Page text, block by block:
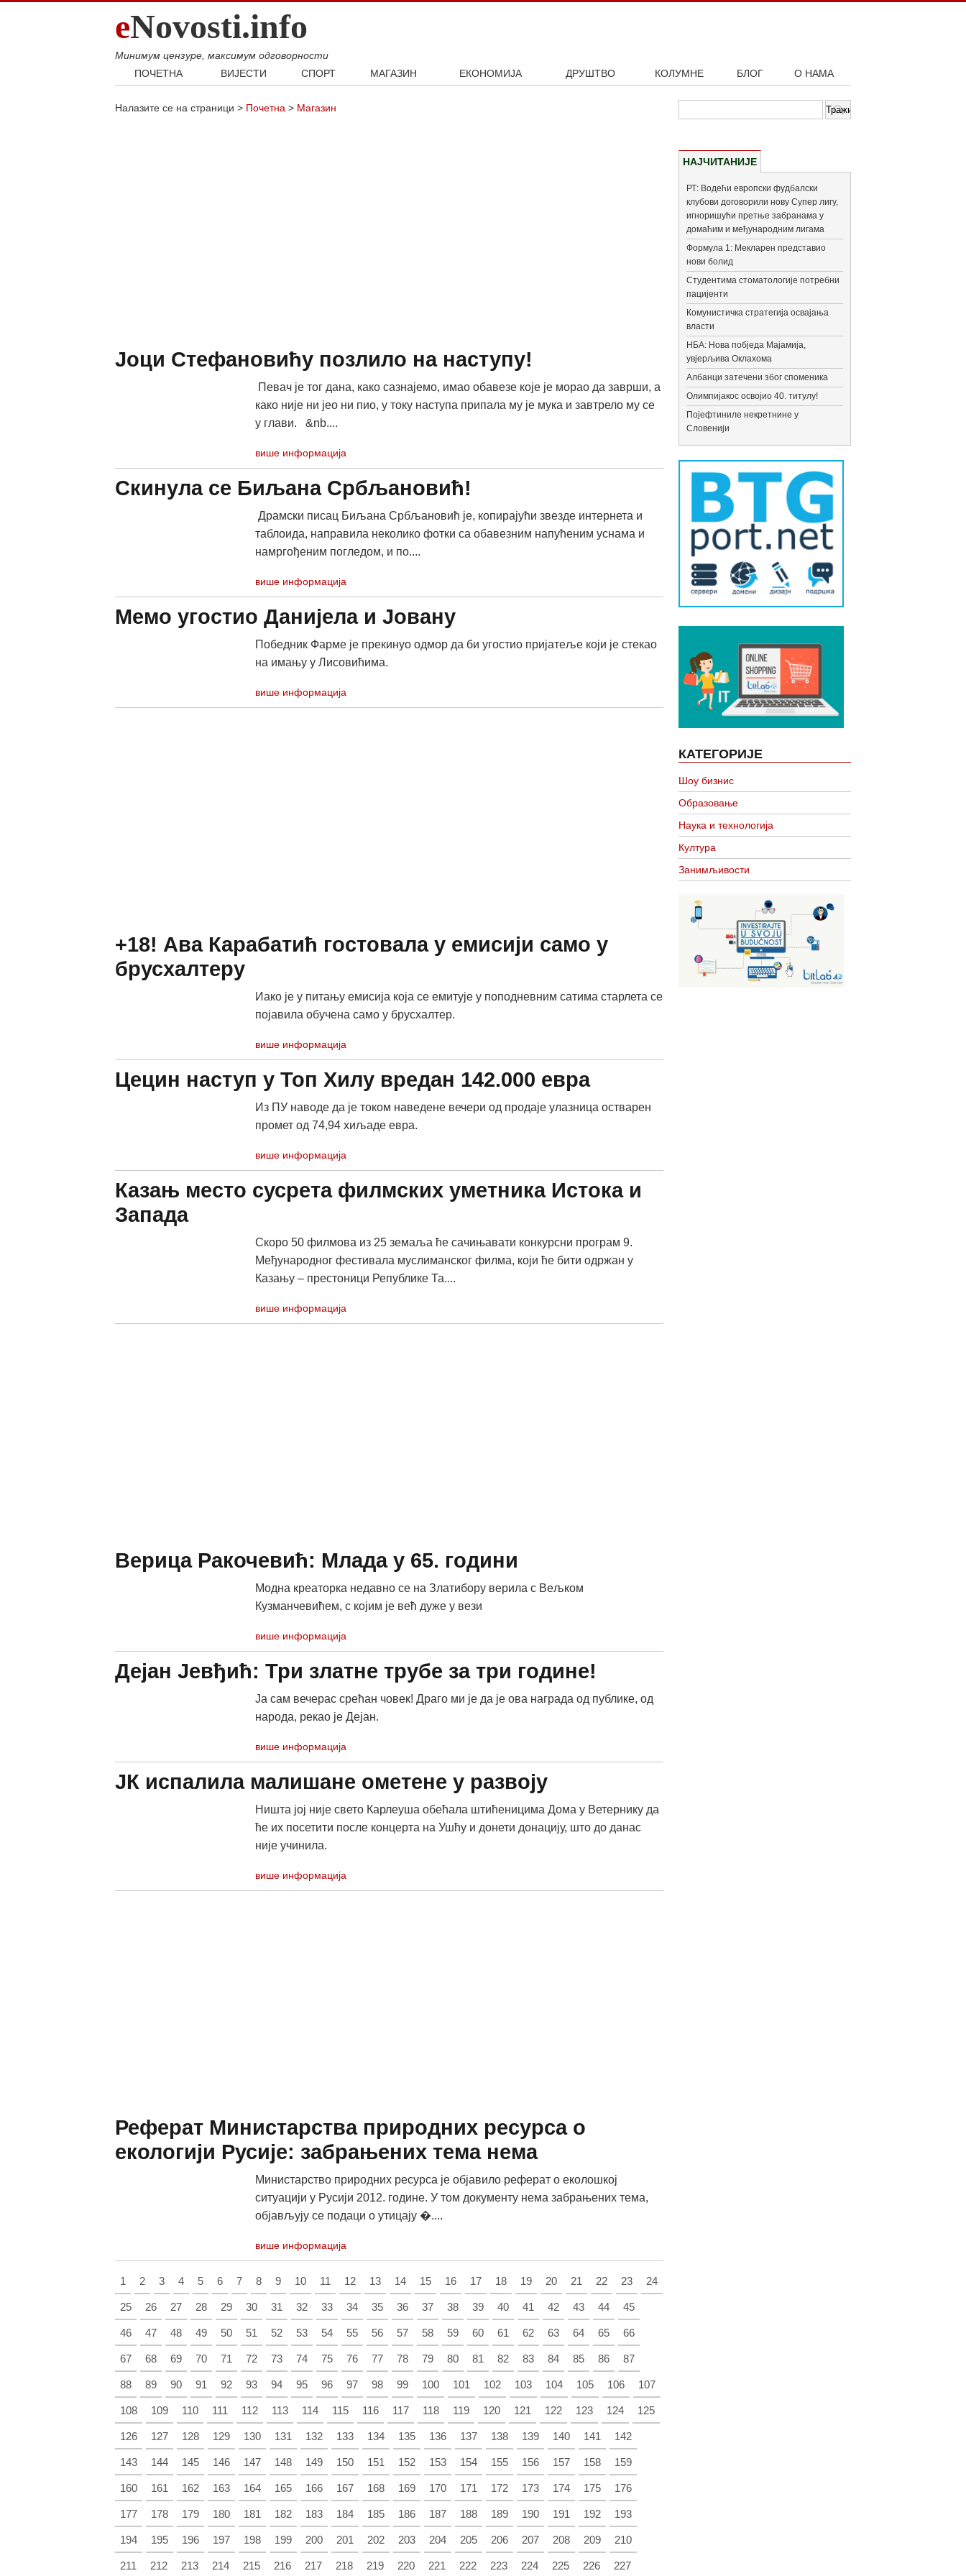
eNovosti.info
Минимум цензуре, максимум одговорности
ПОЧЕТНА
ВИЈЕСТИ
Балкан
СПОРТ
Кошарка
МАГАЗИН
ЕКОНОМИЈА
ДРУШТВО
КОЛУМНЕ БЛОГ О НАМА
Налазите се на страници > Почетна > Магазин
Јоци Стефановићу позлило на наступу!
Певач је тог дана, како сазнајемо, имао обавезе које је морао да заврши, а
како није ни јео ни пио, у току наступа припала му је мука и завтрело му се
у глави. &nb....
више информација
Скинула се Биљана Србљановић!
Драмски писац Биљана Србљановић је, копирајући звезде интернета и
таблоида, направила неколико фотки са обавезним напућеним уснама и
намргођеним погледом, и по....
више информација
Мемо угостио Данијела и Јовану
Победник Фарме је прекинуо одмор да би угостио пријатеље који је стекао
на имању у Лисовићима.
више информација
+18! Ава Карабатић гостовала у емисији само у
брусхалтеру
Иако је у питању емисија која се емитује у поподневним сатима старлета се
појавила обучена само у брусхалтер.
више информација
Цецин наступ у Топ Хилу вредан 142.000 евра
Из ПУ наводе да је током наведене вечери од продаје улазница остварен
промет од 74,94 хиљаде евра.
више информација
Казањ место сусрета филмских уметника Истока и
Запада
Скоро 50 филмова из 25 земаља ће сачињавати конкурсни програм 9.
Међународног фестивала муслиманског филма, који ће бити одржан у
Казању – престоници Републике Та....
више информација
Верица Ракочевић: Млада у 65. години
Модна креаторка недавно се на Златибору верила с Вељком
Кузманчевићем, с којим је већ дуже у вези
више информација
Дејан Јевђић: Три златне трубе за три године!
Ја сам вечерас срећан човек! Драго ми је да је ова награда од публике, од
народа, рекао је Дејан.
више информација
ЈК испалила малишане ометене у развоју
Ништа јој није свето Карлеуша обећала штићеницима Дома у Ветернику да
ће их посетити после концерта на Ушћу и донети донацију, што до данас
није учинила.
више информација
Реферат Министарства природних ресурса о
екологији Русије: забрањених тема нема
Министарство природних ресурса је објавило реферат о еколошкој
ситуацији у Русији 2012. године. У том документу нема забрањених тема,
објављују се подаци о утицају �....
више информација
1 2 3 4 5 6 7 8 9 10 11 12 13 14 15 16 17 18 19 20 21 22 23 24
25 26 27 28 29 30 31 32 33 34 35 36 37 38 39 40 41 42 43 44 45
46 47 48 49 50 51 52 53 54 55 56 57 58 59 60 61 62 63 64 65 66
67 68 69 70 71 72 73 74 75 76 77 78 79 80 81 82 83 84 85 86 87
88 89 90 91 92 93 94 95 96 97 98 99 100 101 102 103 104 105 106 107
108 109 110 111 112 113 114 115 116 117 118 119 120 121 122 123 124 125
126 127 128 129 130 131 132 133 134 135 136 137 138 139 140 141 142
143 144 145 146 147 148 149 150 151 152 153 154 155 156 157 158 159
160 161 162 163 164 165 166 167 168 169 170 171 172 173 174 175 176
177 178 179 180 181 182 183 184 185 186 187 188 189 190 191 192 193
194 195 196 197 198 199 200 201 202 203 204 205 206 207 208 209 210
211 212 213 214 215 216 217 218 219 220 221 222 223 224 225 226 227
НАЈЧИТАНИЈЕ
РТ: Водећи европски фудбалски
клубови договорили нову Супер лигу,
игноришући претње забранама у
домаћим и међународним лигама
Формула 1: Мекларен представио
нови болид
Студентима стоматологије потребни
пацијенти
Комунистичка стратегија освајања
власти
НБА: Нова побједа Мајамија,
увјерљива Оклахома
Албанци затечени због споменика
Олимпијакос освојио 40. титулу!
Појефтиниле некретнине у
Словенији
КАТЕГОРИЈЕ
Шоу бизнис
Образовање
Наука и технологија
Култура
Занимљивости